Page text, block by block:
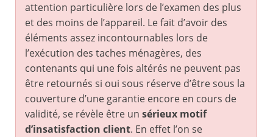
attention particulière lors de l’examen des plus
et des moins de l’appareil. Le fait d’avoir des
éléments assez incontournables lors de
l’exécution des taches ménagères, des
contenants qui une fois altérés ne peuvent pas
être retournés si oui sous réserve d’être sous la
couverture d’une garantie encore en cours de
validité, se révèle être un sérieux motif
d’insatisfaction client. En effet l’on se